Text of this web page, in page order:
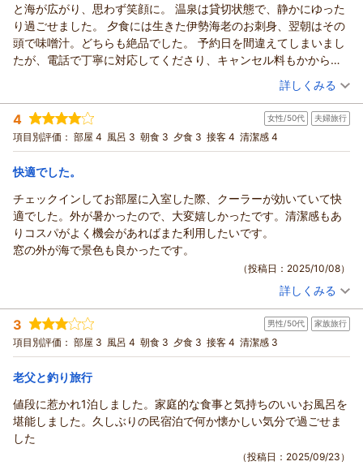
と海が広がり、思わず笑顔に。 温泉は貸切状態で、静かにゆった
り過ごせました。 夕食には生きた伊勢海老のお刺身、翌朝はその
頭で味噌汁。どちらも絶品でした。 予約日を間違えてしまいまし
たが、電話で丁寧に対応してくださり、キャンセル料もかからず
助かりました。 またふらっと訪れたい、心がほどける宿です。
（投稿日：2025/10/29）
宿泊時期： 2025年10月宿泊 (一人旅)
投稿者： 木蓮さん(女性/50代)
宿泊プラン： ☆しず得ほっこり(^^♪お楽しみ☆ 伊勢えび付朝夕２食プラン
和室 朝・夕
宿泊価格帯：
詳しくみる
4 女性/50代 夫婦旅行
項目別評価： 部屋 4 風呂 3 朝食 3 夕食 3 接客 4 清潔感 4
快適でした。
チェックインしてお部屋に入室した際、クーラーが効いていて快
適でした。外が暑かったので、大変嬉しかったです。清潔感もあ
りコスパがよく機会があればまた利用したいです。
窓の外が海で景色も良かったです。
（投稿日：2025/10/08）
投稿者： すぬさんさん(女性/50代)
宿泊プラン： ○● 夏休み海水浴満喫 ●○＊家族旅行応援♪朝夕の２食付プ
ラン
和室 朝・夕
宿泊価格帯： 8,001～9,000円(大人一人あたり/税込)
詳しくみる
3 男性/50代 家族旅行
項目別評価： 部屋 3 風呂 4 朝食 3 夕食 3 接客 4 清潔感 3
老父と釣り旅行
値段に惹かれ1泊しました。家庭的な食事と気持ちのいいお風呂を
堪能しました。久しぶりの民宿泊で何か懐かしい気分で過ごせま
した
（投稿日：2025/09/23）